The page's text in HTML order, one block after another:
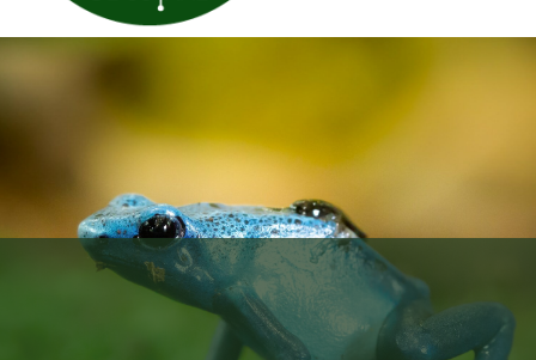
Évènements
Annonces
Club des Stratèges